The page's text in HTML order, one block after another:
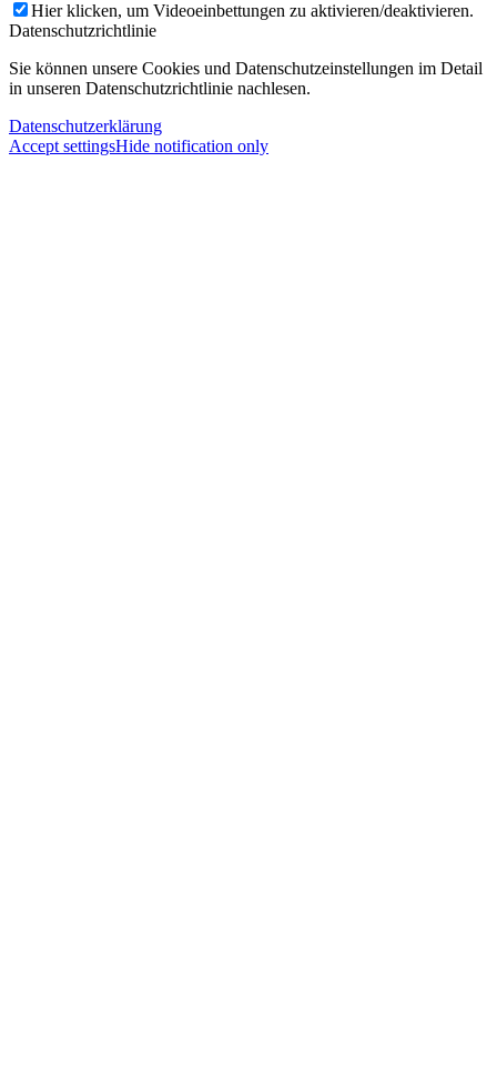
Hier klicken, um Videoeinbettungen zu aktivieren/deaktivieren.
Datenschutzrichtlinie
Sie können unsere Cookies und Datenschutzeinstellungen im Detail
in unseren Datenschutzrichtlinie nachlesen.
Datenschutzerklärung
Accept settingsHide notification only